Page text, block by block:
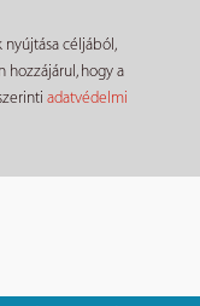
nyújtása céljából,
hozzájárul, hogy a
adatvédelmi